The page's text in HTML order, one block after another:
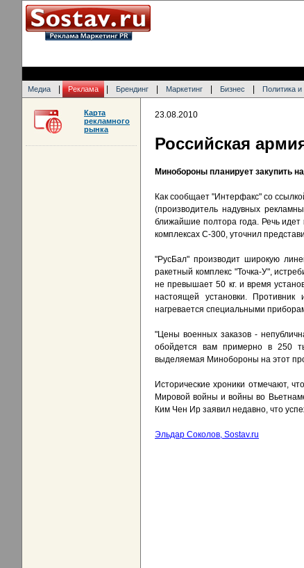
Медиа Реклама Брендинг Маркетинг Бизнес Политика
23.08.2010
Российская
Минобороны планирует закупить
Как сообщает "Интерфакс" со
(производитель надувных
ближайшие полтора года. Речь
комплексах С-300, уточнил
"РусБал" производит широкую
ракетный комплекс "Точка-У",
не превышает 50 кг. и время
настоящей установки.
нагревается специальными
"Цены военных заказов -
обойдется вам примерно в 250
выделяемая Минобороны на этот
Исторические хроники отмечают,
Мировой войны и войны во
Ким Чен Ир заявил недавно, что
Эльдар Соколов, Sostav.ru
Карта
рекламного
рынка